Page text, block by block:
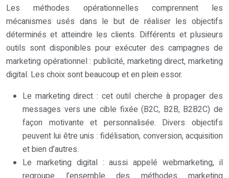
Les méthodes opérationnelles comprennent les
mécanismes usés dans le but de réaliser les objectifs
déterminés et atteindre les clients. Différents et plusieurs
outils sont disponibles pour exécuter des campagnes de
marketing opérationnel : publicité, marketing direct, marketing
digital. Les choix sont beaucoup et en plein essor.
Le marketing direct : cet outil cherche à propager des
messages vers une cible fixée (B2C, B2B, B2B2C) de
façon motivante et personnalisée. Divers objectifs
peuvent lui être unis : fidélisation, conversion, acquisition
et bien d’autres.
Le marketing digital : aussi appelé webmarketing, il